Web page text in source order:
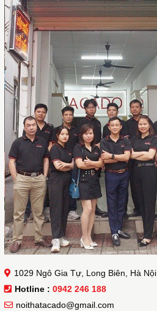
1029 Ngô Gia Tự, Long Biên, Hà Nội
Hotline : 0942 246 188
noithatacado@gmail.com